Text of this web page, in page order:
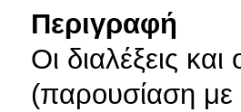
Περιγραφή
Oι διαλέξεις
(παρουσίαση με